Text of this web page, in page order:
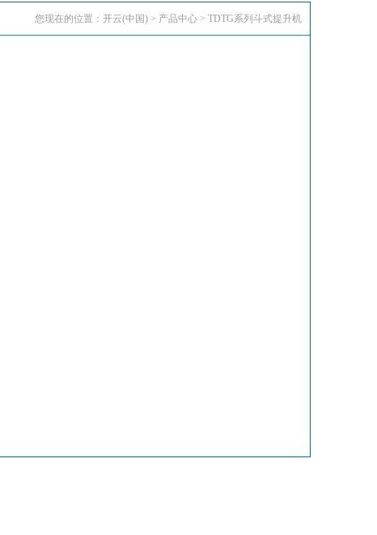
您现在的位置： 开云(中国) > 产品中心 > TDTG系列斗式提升机